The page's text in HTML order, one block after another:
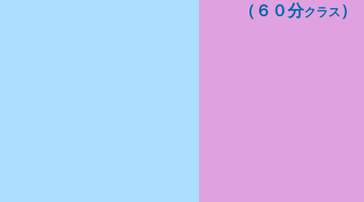
（６０分クラス ）